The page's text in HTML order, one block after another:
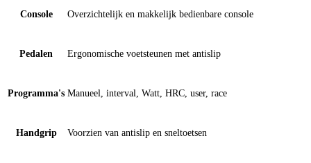
Console Overzichtelijk en makkelijk bedienbare console
Pedalen Ergonomische voetsteunen met antislip
Programma's Manueel, interval, Watt, HRC, user, race
Handgrip Voorzien van antislip en sneltoetsen